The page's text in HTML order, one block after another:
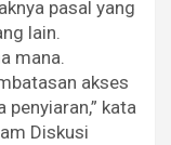
pasal yang
lain.
mana.
akses
kata
Diskusi